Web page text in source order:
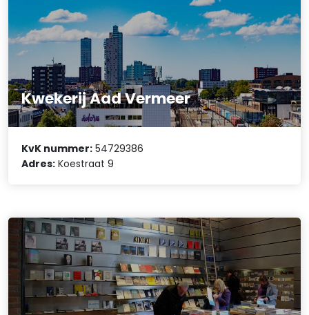
Kwekerij Aad Vermeer
KvK nummer: 54729386
Adres: Koestraat 9